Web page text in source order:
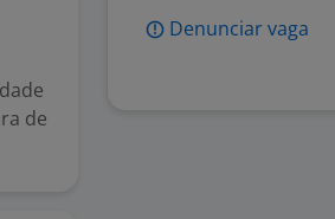
de
Denunciar vaga